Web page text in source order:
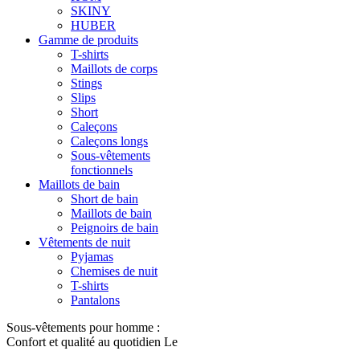
SKINY
HUBER
Gamme de produits
T-shirts
Maillots de corps
Stings
Slips
Short
Caleçons
Caleçons longs
Sous-vêtements
fonctionnels
Maillots de bain
Short de bain
Maillots de bain
Peignoirs de bain
Vêtements de nuit
Pyjamas
Chemises de nuit
T-shirts
Pantalons
Sous-vêtements pour homme :
Confort et qualité au quotidien Le